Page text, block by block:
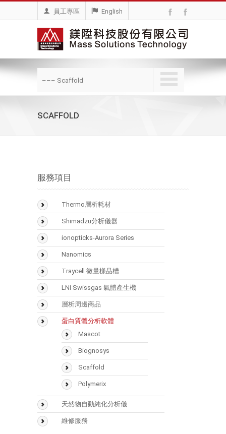
員工專區 English
––– Scaffold
SCAFFOLD
服務項目
Thermo層析耗材
BioLC Column
SMART Digest Kit
CX-1 pH Gradient Buffer
固相萃取匣
樣品瓶
Accucore
Acclaim
Hypersil GOLD
Hypercarb
Syncronis
Shimadzu分析儀器
氣相層析儀(GC)
氣相層析質譜儀(GCMS)
液相層析儀(LC)
液相層析質譜(LCMS)
光學類儀器
(UV/FTIR/RF)
ionopticks-Aurora Series
Nanomics
Traycell 微量樣品槽
LNI Swissgas 氣體產生機
層析周邊商品
Vaplock
蛋白質體分析軟體
Mascot
Biognosys
Scaffold
Polymerix
天然物自動純化分析儀
Sepbox Systems –
維修服務